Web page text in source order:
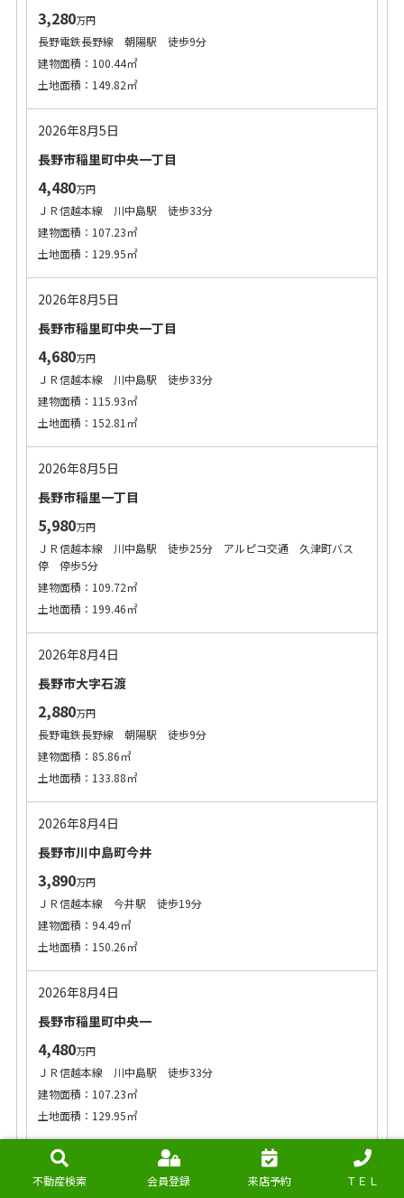
不動産検索 会員登録 来店予約 ＴＥＬ
3,280万円
長野電鉄長野線 朝陽駅 徒歩9分
建物面積：100.44㎡
土地面積：149.82㎡
2026年8月5日
長野市稲里町中央一丁目
4,480万円
ＪＲ信越本線 川中島駅 徒歩33分
建物面積：107.23㎡
土地面積：129.95㎡
2026年8月5日
長野市稲里町中央一丁目
4,680万円
ＪＲ信越本線 川中島駅 徒歩33分
建物面積：115.93㎡
土地面積：152.81㎡
2026年8月5日
長野市稲里一丁目
5,980万円
ＪＲ信越本線 川中島駅 徒歩25分 アルピコ交通 久津町バス
停 停歩5分
建物面積：109.72㎡
土地面積：199.46㎡
2026年8月4日
長野市大字石渡
2,880万円
長野電鉄長野線 朝陽駅 徒歩9分
建物面積：85.86㎡
土地面積：133.88㎡
2026年8月4日
長野市川中島町今井
3,890万円
ＪＲ信越本線 今井駅 徒歩19分
建物面積：94.49㎡
土地面積：150.26㎡
2026年8月4日
長野市稲里町中央一
4,480万円
ＪＲ信越本線 川中島駅 徒歩33分
建物面積：107.23㎡
土地面積：129.95㎡
2026年8月4日
長野市稲里町中央一